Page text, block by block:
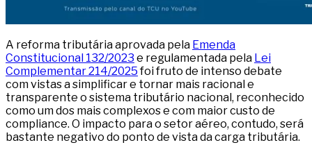
A reforma tributária aprovada pela Emenda
Constitucional 132/2023 e regulamentada pela Lei
Complementar 214/2025foi fruto de intenso debate
com vistas a simplificar e tornar mais racional e
transparente o sistema tributário nacional, reconhecido
como um dos mais complexos e com maior custo de
compliance. O impacto para o setor aéreo, contudo, será
bastante negativo do ponto de vista da carga tributária.